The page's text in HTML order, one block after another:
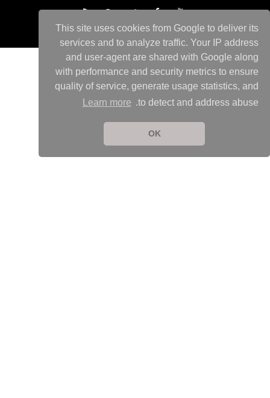
This site uses cookies from Google to deliver its
services and to analyze traffic. Your IP address
and user-agent are shared with Google along
with performance and security metrics to ensure
quality of service, generate usage statistics, and
to detect and address abuse.
Learn more
OK